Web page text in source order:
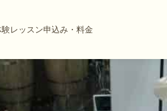
験レッスン申込み・料金